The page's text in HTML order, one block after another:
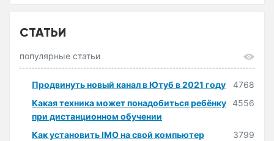
СТАТЬИ
популярные статьи
Продвинуть новый канал в Ютуб в 2021 году
4768
Какая техника может понадобиться ребёнку
при дистанционном обучении
4556
Как установить IMO на свой компьютер
3799